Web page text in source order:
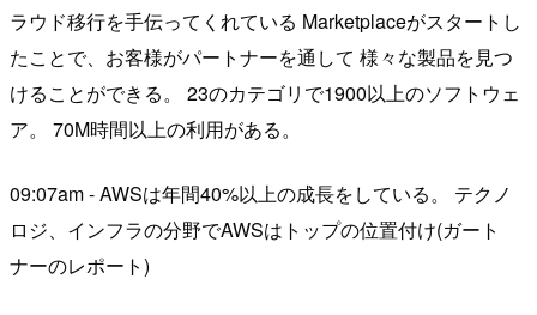
ラウド移行を手伝ってくれている Marketplaceがスタートし
たことで、お客様がパートナーを通して 様々な製品を見つ
けることができる。 23のカテゴリで1900以上のソフトウェ
ア。 70M時間以上の利用がある。
09:07am - AWSは年間40%以上の成長をしている。 テクノ
ロジ、インフラの分野でAWSはトップの位置付け(ガート
ナーのレポート)